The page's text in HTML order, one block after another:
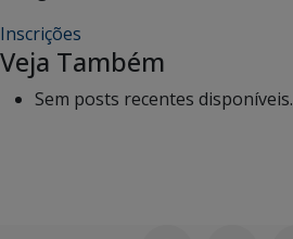
Inscrições
Veja Também
Sem posts recentes disponíveis.